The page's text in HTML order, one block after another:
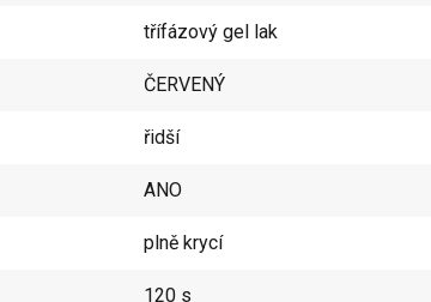
třífázový gel lak
ČERVENÝ
řidší
ANO
plně krycí
120 s